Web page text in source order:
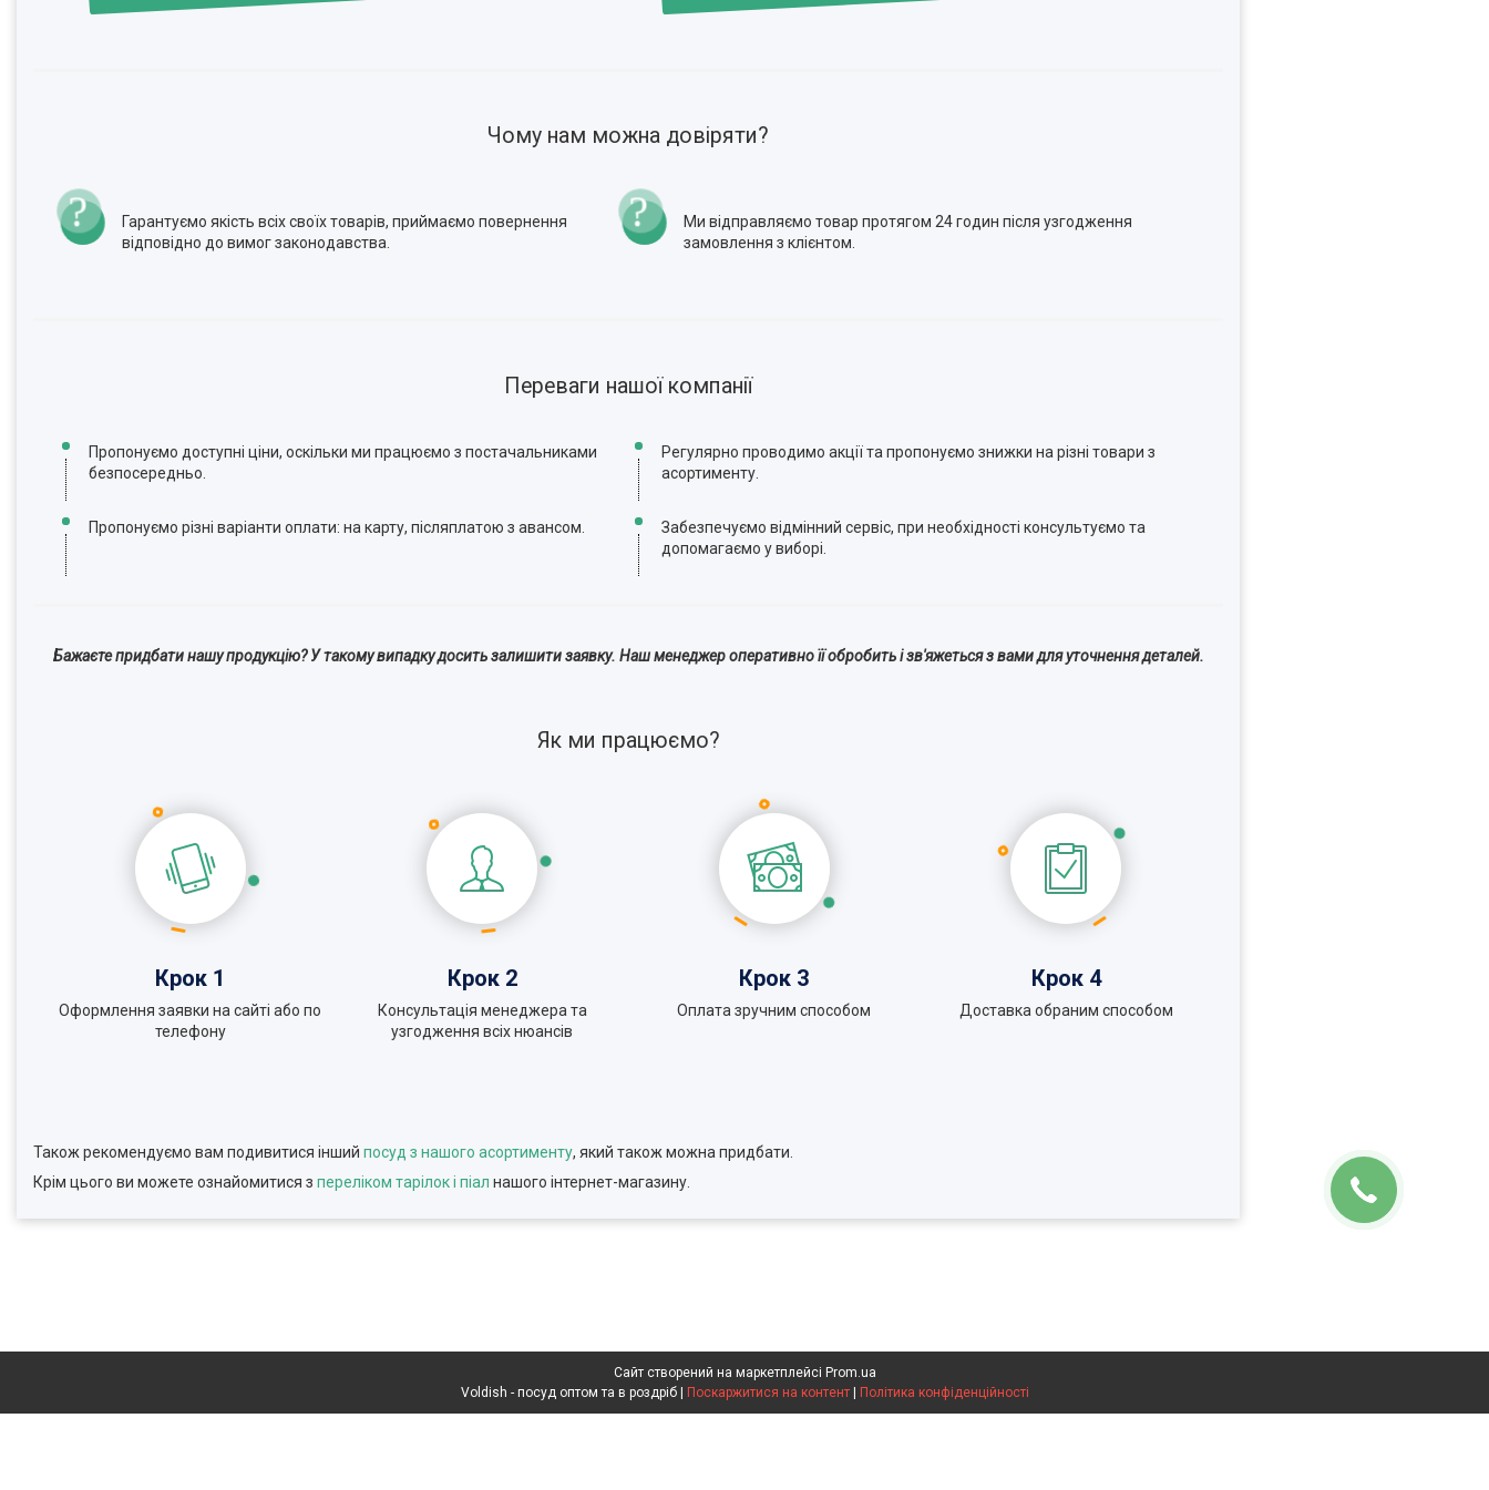
Чому нам можна довіряти?
Гарантуємо якість всіх своїх товарів, приймаємо повернення
відповідно до вимог законодавства.
Ми відправляємо товар протягом 24 годин після узгодження
замовлення з клієнтом.
Переваги нашої компанії
Пропонуємо доступні ціни, оскільки ми працюємо з постачальниками
безпосередньо.
Регулярно проводимо акції та пропонуємо знижки на різні товари з
асортименту.
Пропонуємо різні варіанти оплати: на карту, післяплатою з авансом.
Забезпечуємо відмінний сервіс, при необхідності консультуємо та
допомагаємо у виборі.
Бажаєте придбати нашу продукцію? У такому випадку досить залишити заявку. Наш менеджер оперативно її обробить і зв'яжеться з вами для уточнення деталей.
Як ми працюємо?
Крок 1
Оформлення заявки на сайті або по
телефону
Крок 2
Консультація менеджера та
узгодження всіх нюансів
Крок 3
Оплата зручним способом
Крок 4
Доставка обраним способом
Також рекомендуємо вам подивитися інший посуд з нашого асортименту, який також можна придбати.
Крім цього ви можете ознайомитися з переліком тарілок і піал нашого інтернет-магазину.
Сайт створений на маркетплейсі Prom.ua
Поскаржитися на контент Політика конфіденційності